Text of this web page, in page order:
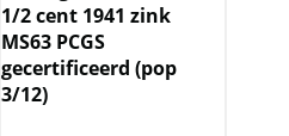
1/2 cent 1941 zink
MS63 PCGS
gecertificeerd (pop
3/12)